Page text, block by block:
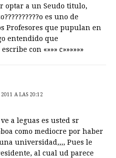
optar a un Seudo titulo,
es uno de
Profesores que pupulan en
entendido que
con «»»» c»»»»»»
2011 A LAS 20:12
a leguas es usted sr
como mediocre por haber
universidad,,,, Pues le
al cual ud parece